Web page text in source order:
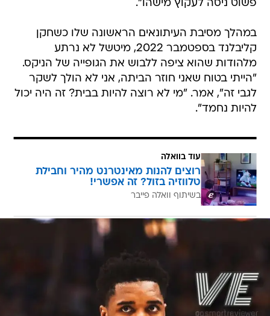
פשוט ניסה לעקוץ מישהו".
במהלך מסיבת העיתונאים הראשונה שלו כשחקן
קליבלנד בספטמבר 2022, מיטשל לא נרתע
מלהודות שהוא ציפה ללבוש את הגופייה של הניקס.
"הייתי בטוח שאני חוזר הביתה, אני לא הולך לשקר
לגבי זה", אמר. "מי לא רוצה להיות בבית? זה היה יכול
להיות נחמד".
עוד בוואלה
רוצים להנות מאינטרנט מהיר וחבילת
טלווזיה בזול? זה אפשרי!
בשיתוף וואלה פייבר